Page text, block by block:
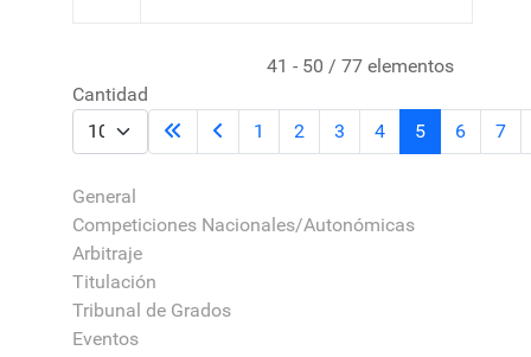
Lista de límites de paginación41 - 50 / 77 elementos
Cantidad
1
2 3 4 5 6 7
General
Competiciones Nacionales/Autonómicas
Arbitraje
Titulación
Tribunal de Grados
Eventos